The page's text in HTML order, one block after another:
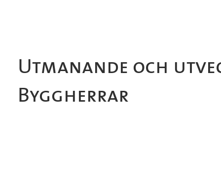
Utmanande och
Byggherrar